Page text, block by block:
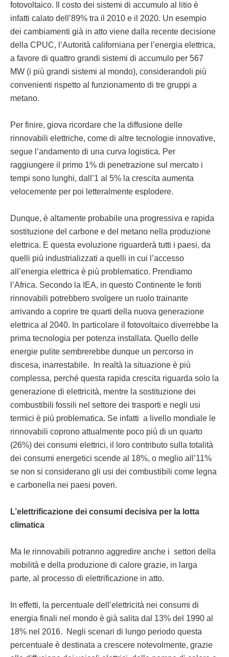
fotovoltaico. Il costo dei sistemi di accumulo al litio è
infatti calato dell’89% tra il 2010 e il 2020. Un esempio
dei cambiamenti già in atto viene dalla recente decisione
della CPUC, l’Autorità californiana per l’energia elettrica,
a favore di quattro grandi sistemi di accumulo per 567
MW (i più grandi sistemi al mondo), considerandoli più
convenienti rispetto al funzionamento di tre gruppi a
metano.
Per finire, giova ricordare che la diffusione delle
rinnovabili elettriche, come di altre tecnologie innovative,
segue l’andamento di una curva logistica. Per
raggiungere il primo 1% di penetrazione sul mercato i
tempi sono lunghi, dall’1 al 5% la crescita aumenta
velocemente per poi letteralmente esplodere.
Dunque, è altamente probabile una progressiva e rapida
sostituzione del carbone e del metano nella produzione
elettrica. E questa evoluzione riguarderà tutti i paesi, da
quelli più industrializzati a quelli in cui l’accesso
all’energia elettrica è più problematico. Prendiamo
l’Africa. Secondo la IEA, in questo Continente le fonti
rinnovabili potrebbero svolgere un ruolo trainante
arrivando a coprire tre quarti della nuova generazione
elettrica al 2040. In particolare il fotovoltaico diverrebbe la
prima tecnologia per potenza installata. Quello delle
energie pulite sembrerebbe dunque un percorso in
discesa, inarrestabile. In realtà la situazione è più
complessa, perché questa rapida crescita riguarda solo la
generazione di elettricità, mentre la sostituzione dei
combustibili fossili nel settore dei trasporti e negli usi
termici è più problematica. Se infatti a livello mondiale le
rinnovabili coprono attualmente poco più di un quarto
(26%) dei consumi elettrici, il loro contributo sulla totalità
dei consumi energetici scende al 18%, o meglio all’11%
se non si considerano gli usi dei combustibili come legna
e carbonella nei paesi poveri.
L’elettrificazione dei consumi decisiva per la lotta
climatica
Ma le rinnovabili potranno aggredire anche i settori della
mobilità e della produzione di calore grazie, in larga
parte, al processo di elettrificazione in atto.
In effetti, la percentuale dell’elettricità nei consumi di
energia finali nel mondo è già salita dal 13% del 1990 al
18% nel 2016. Negli scenari di lungo periodo questa
percentuale è destinata a crescere notevolmente, grazie